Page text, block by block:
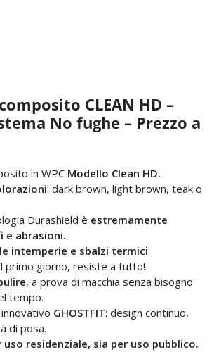
CLEAN HD –
No fughe – Prezzo a
in WPC Modello Clean HD.
: dark brown, light brown, teak o
Durashield è estremamente
e abrasioni.
intemperie e sbalzi termici:
primo giorno, resiste a tutto!
, a prova di macchia senza bisogno
tempo.
GHOSTFIT: design continuo,
di posa.
uso residenziale, sia per uso pubblico.